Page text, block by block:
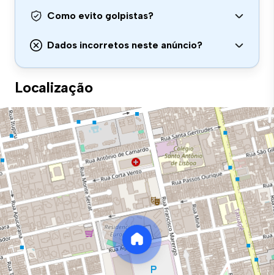
Como evito golpistas?
Dados incorretos neste anúncio?
Localização